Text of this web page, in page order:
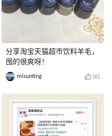
分享淘宝天猫超市饮料羊毛，
囤的很爽呀！
misunting 161